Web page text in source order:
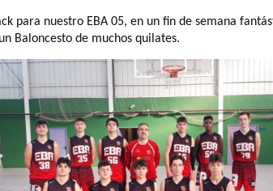
para nuestro EBA 05, en un fin de semana
Baloncesto de muchos quilates.